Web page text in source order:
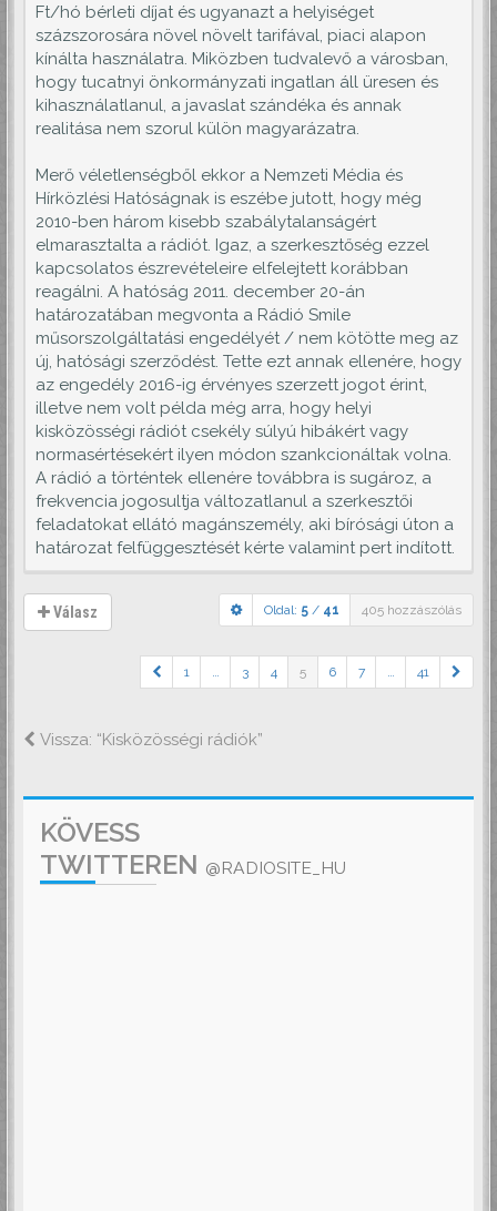
Ft/hó bérleti díjat és ugyanazt a helyiséget
százszorosára növel növelt tarifával, piaci alapon
kínálta használatra. Miközben tudvalevő a városban,
hogy tucatnyi önkormányzati ingatlan áll üresen és
kihasználatlanul, a javaslat szándéka és annak
realitása nem szorul külön magyarázatra.
Merő véletlenségből ekkor a Nemzeti Média és
Hírközlési Hatóságnak is eszébe jutott, hogy még
2010-ben három kisebb szabálytalanságért
elmarasztalta a rádiót. Igaz, a szerkesztőség ezzel
kapcsolatos észrevételeire elfelejtett korábban
reagálni. A hatóság 2011. december 20-án
határozatában megvonta a Rádió Smile
műsorszolgáltatási engedélyét / nem kötötte meg az
új, hatósági szerződést. Tette ezt annak ellenére, hogy
az engedély 2016-ig érvényes szerzett jogot érint,
illetve nem volt példa még arra, hogy helyi
kisközösségi rádiót csekély súlyú hibákért vagy
normasértésekért ilyen módon szankcionáltak volna.
A rádió a történtek ellenére továbbra is sugároz, a
frekvencia jogosultja változatlanul a szerkesztői
feladatokat ellátó magánszemély, aki bírósági úton a
határozat felfüggesztését kérte valamint pert indított.
Válasz Oldal: 5 / 41 405 hozzászólás
1 3 4 5 6 7 41
Vissza: “Kisközösségi rádiók”
KÖVESS
TWITTEREN @RADIOSITE_HU